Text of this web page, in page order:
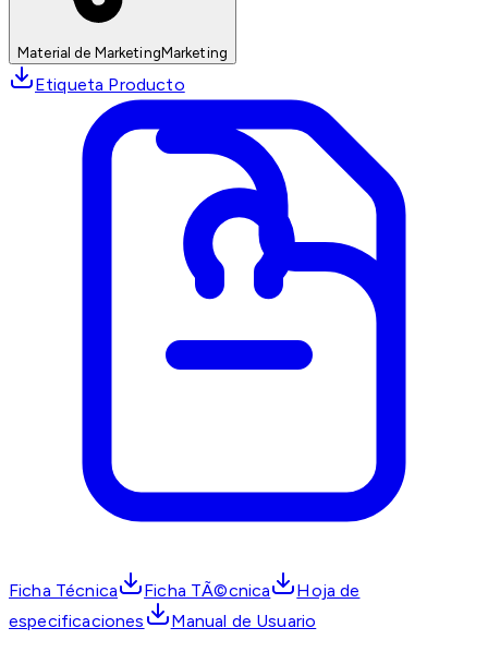
Material de MarketingMarketing
Etiqueta Producto
Ficha Técnica Ficha TÃ©cnica
Hoja de
especificaciones
Manual de Usuario